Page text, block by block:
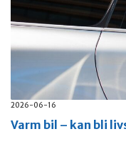
2026-06-16
Varm bil – kan bli